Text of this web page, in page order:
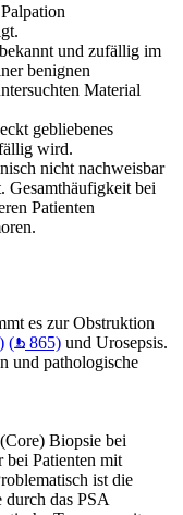
und zufällig im
benignen
Material
gebliebenes
wird.
nicht nachweisbar
Gesamthäufigkeit bei
Patienten
es zur Obstruktion
( 865) und Urosepsis.
und pathologische
Biopsie bei
bei Patienten mit
ist die
das PSA